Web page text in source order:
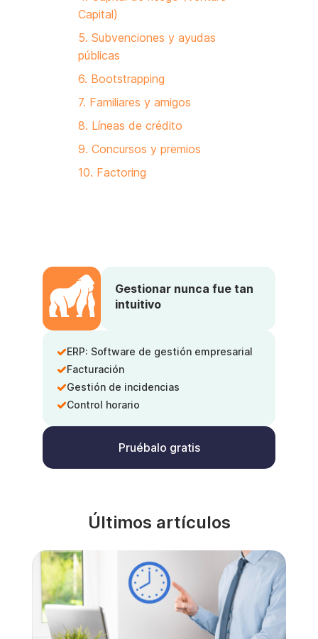
Capital)
5. Subvenciones y ayudas
públicas
6. Bootstrapping
7. Familiares y amigos
8. Líneas de crédito
9. Concursos y premios
10. Factoring
Gestionar nunca fue tan
intuitivo
ERP: Software de gestión empresarial
Facturación
Gestión de incidencias
Control horario
Pruébalo gratis
Últimos artículos